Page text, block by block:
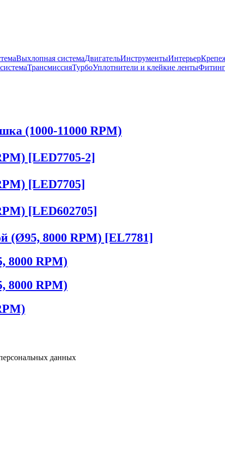
Выхлопная системаДвигательИнструментыИнтерьер
ТрансмиссияТурбоУплотнители и клейкие ленты
(1000-11000 RPM)
[LED7705-2]
[LED7705]
[LED602705]
(Ø95, 8000 RPM) [EL7781]
8000 RPM)
8000 RPM)
данных